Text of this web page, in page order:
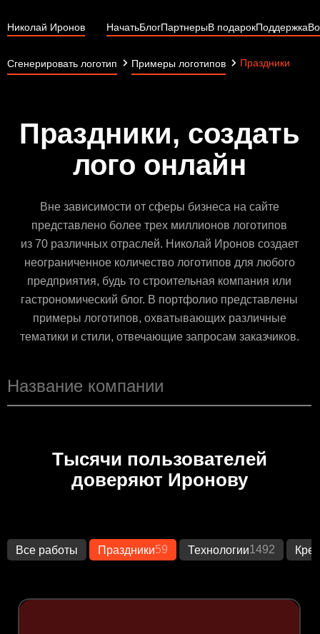
Николай Иронов НачатьБлогПартнерыВ подарокПоддержка
Сгенерировать логотип Примеры логотипов Праздники
Праздники, создать
лого онлайн
Вне зависимости от сферы бизнеса на сайте
представлено более трех миллионов логотипов
из 70 различных отраслей. Николай Иронов создает
неограниченное количество логотипов для любого
предприятия, будь то строительная компания или
гастрономический блог. В портфолио представлены
примеры логотипов, охватывающих различные
тематики и стили, отвечающие запросам заказчиков.
Тысячи пользователей
доверяют Иронову
Все работы Праздники59 Технологии1492